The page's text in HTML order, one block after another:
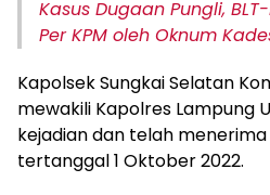
Kasus Dugaan Pungli,
Per KPM oleh Oknum
Kapolsek Sungkai Selatan
mewakili Kapolres Lampung
kejadian dan telah
tertanggal 1 Oktober 2022.